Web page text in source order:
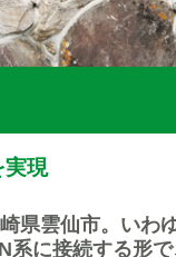
現
県雲仙市。いわ
系に接続する形